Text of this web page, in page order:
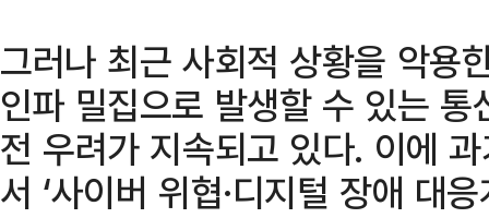
그러나 최근 사회적 상황을 악용
인파 밀집으로 발생할 수 있는
전 우려가 지속되고 있다. 이에
서 ‘사이버 위협·디지털 장애 대